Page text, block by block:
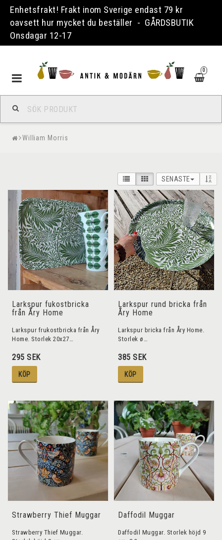
Enhetsfrakt! Frakt inom Sverige endast 79 kr
oavsett hur mycket du beställer - GÅRDSBUTIK
Onsdagar 12-17
0
Toggle
navigation
William Morris
SENASTE
Larkspur fukostbricka
från Åry Home
Larkspur frukostbricka från Åry
Home. Storlek 20x27…
295 SEK
KÖP
Larkspur rund bricka från
Åry Home
Larkspur bricka från Åry Home.
Storlek ø…
385 SEK
KÖP
Strawberry Thief Muggar
Strawberry Thief Muggar.
Daffodil Muggar
Daffodil Muggar. Storlek höjd 9